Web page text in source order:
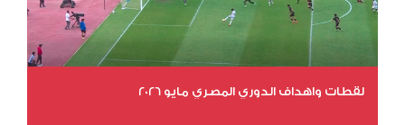
لقطات واهداف الدوري المصري مايو 2026